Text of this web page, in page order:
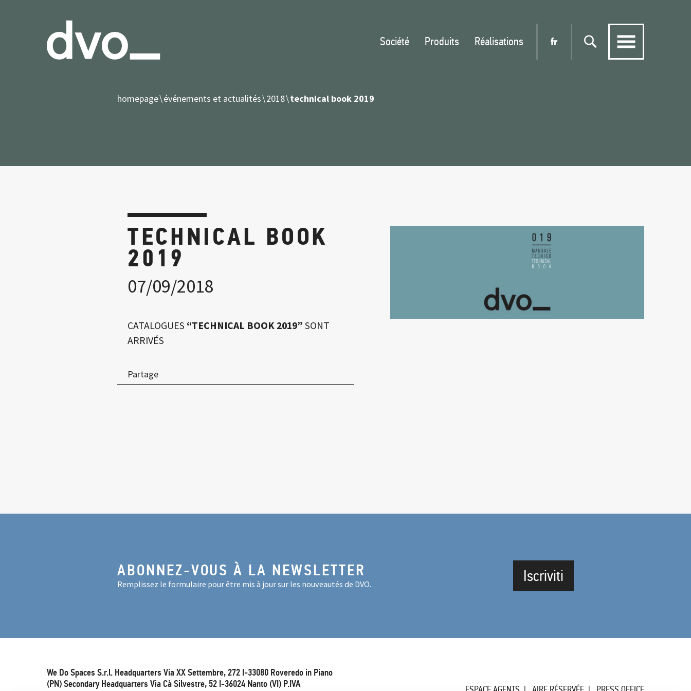
Société Produits Réalisations fr
homepage événements et actualités 2018 technical book 2019
TECHNICAL BOOK
2019
07/09/2018
CATALOGUES “TECHNICAL BOOK 2019” SONT
ARRIVÉS
Partage
ABONNEZ-VOUS À LA NEWSLETTER
Remplissez le formulaire pour être mis à jour sur les nouveautés de DVO. Iscriviti
We Do Spaces S.r.l. Headquarters Via XX Settembre, 272 I-33080 Roveredo in Piano
(PN) Secondary Headquarters Via Cà Silvestre, 52 I-36024 Nanto (VI) P.IVA